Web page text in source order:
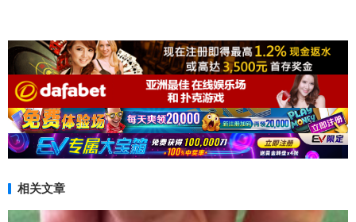
相关文章